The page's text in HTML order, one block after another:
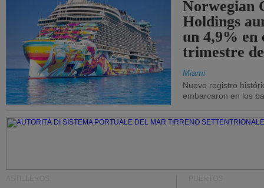
Norwegian
Holdings
un 4,9% en
trimestre
Miami
Nuevo registro
embarcaron en los